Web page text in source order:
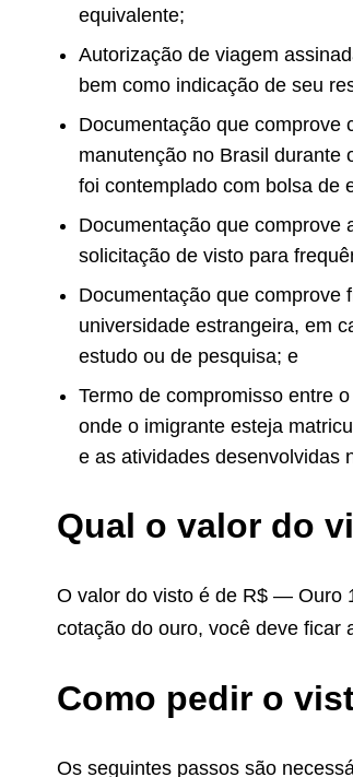
equivalente;
Autorização de viagem
bem como indicação de seu
Documentação que comprove
manutenção no Brasil durante
foi contemplado com bolsa de
Documentação que comprove
solicitação de visto para
Documentação que comprove
universidade estrangeira, em
estudo ou de pesquisa; e
Termo de compromisso entre
onde o imigrante esteja
e as atividades desenvolvidas
Qual o valor do
O valor do visto é de R$ — Ouro
cotação do ouro, você deve ficar
Como pedir o
Os seguintes passos são